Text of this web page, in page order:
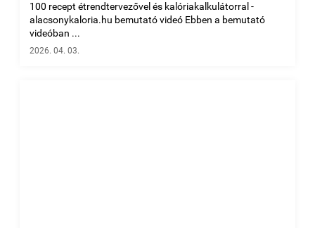
100 recept étrendtervezővel és kalóriakalkulátorral -
alacsonykaloria.hu bemutató videó Ebben a bemutató
videóban ...
2026. 04. 03.